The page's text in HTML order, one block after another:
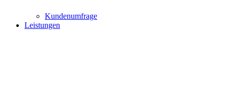
Kundenumfrage
Leistungen